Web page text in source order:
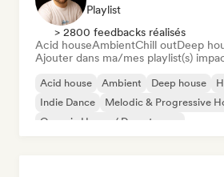
Playlist
> 2800 feedbacks réalisés
Acid houseAmbientChill outDeep
Ajouter dans ma/mes playlist(s)
Acid house Ambient Deep house
Indie Dance
Melodic & Progressive
Organic House / Downtempo